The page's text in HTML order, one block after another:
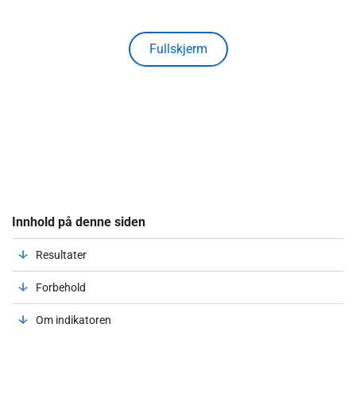
Fullskjerm
Innhold på denne siden
Resultater
Forbehold
Om indikatoren